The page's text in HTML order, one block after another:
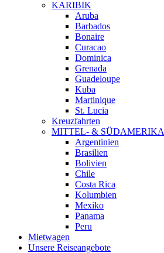
KARIBIK
Aruba
Barbados
Bonaire
Curacao
Dominica
Grenada
Guadeloupe
Kuba
Martinique
St. Lucia
Kreuzfahrten
MITTEL- & SÜDAMERIKA
Argentinien
Brasilien
Bolivien
Chile
Costa Rica
Kolumbien
Mexiko
Panama
Peru
Mietwagen
Unsere Reiseangebote